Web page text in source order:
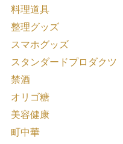
料理道具
整理グッズ
スマホグッズ
スタンダードプロダクツ
禁酒
オリゴ糖
美容健康
町中華